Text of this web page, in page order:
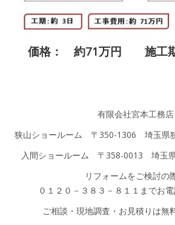
価格： 約71万円 施
有限会社宮本工務店
狭山ショールーム 〒350-1306 埼玉県
入間ショールーム 〒358-0013 埼玉
リフォームをご検討の
０１２０－３８３－８１１までお電
ご相談・現地調査・お見積りは無